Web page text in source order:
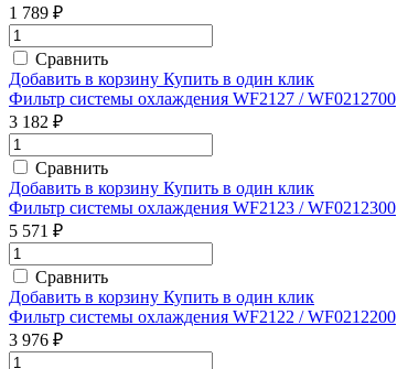
1 789 ₽
Сравнить
Добавить в корзину Купить в один клик
Фильтр системы охлаждения WF2127 / WF0212700
3 182 ₽
Сравнить
Добавить в корзину Купить в один клик
Фильтр системы охлаждения WF2123 / WF0212300
5 571 ₽
Сравнить
Добавить в корзину Купить в один клик
Фильтр системы охлаждения WF2122 / WF0212200
3 976 ₽